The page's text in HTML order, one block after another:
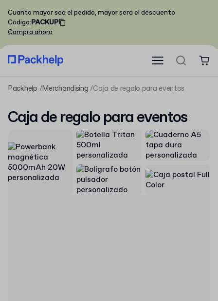
Cuanto mayor sea el pedido, mayor será el descuento
Código:PACKUP
Compra ahora
Packhelp Merchandising Caja de regalo para eventos
Caja de regalo para eventos